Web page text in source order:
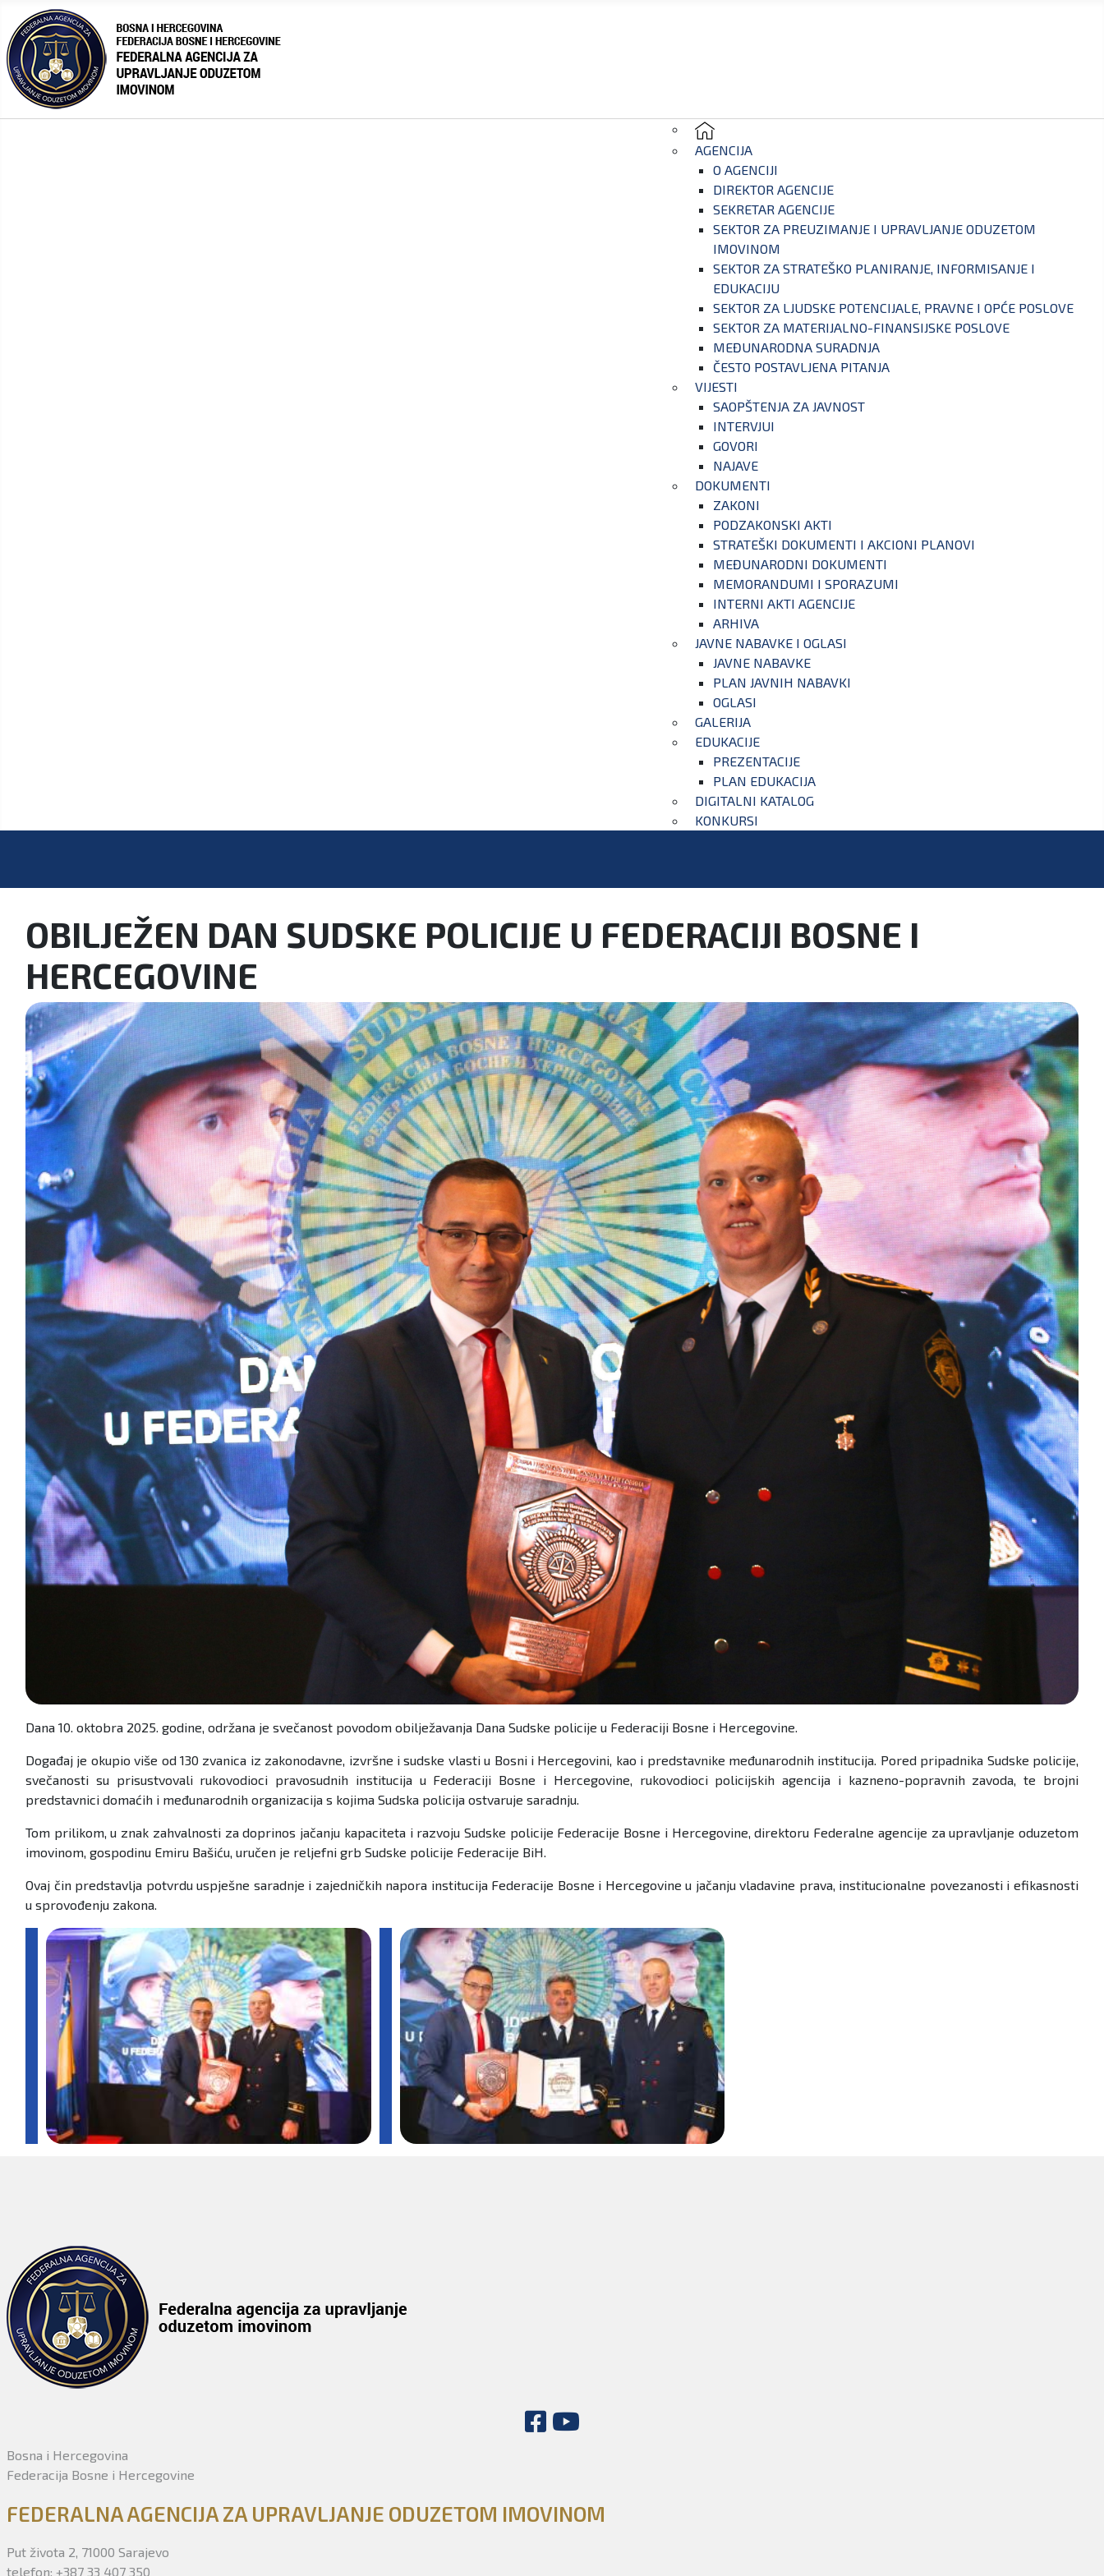
AGENCIJA
O AGENCIJI
DIREKTOR AGENCIJE
SEKRETAR AGENCIJE
SEKTOR ZA PREUZIMANJE I UPRAVLJANJE ODUZETOM
IMOVINOM
SEKTOR ZA STRATEŠKO PLANIRANJE, INFORMISANJE I
EDUKACIJU
SEKTOR ZA LJUDSKE POTENCIJALE, PRAVNE I OPĆE POSLOVE
SEKTOR ZA MATERIJALNO-FINANSIJSKE POSLOVE
MEĐUNARODNA SURADNJA
ČESTO POSTAVLJENA PITANJA
VIJESTI
SAOPŠTENJA ZA JAVNOST
INTERVJUI
GOVORI
NAJAVE
DOKUMENTI
ZAKONI
PODZAKONSKI AKTI
STRATEŠKI DOKUMENTI I AKCIONI PLANOVI
MEĐUNARODNI DOKUMENTI
MEMORANDUMI I SPORAZUMI
INTERNI AKTI AGENCIJE
ARHIVA
JAVNE NABAVKE I OGLASI
JAVNE NABAVKE
PLAN JAVNIH NABAVKI
OGLASI
GALERIJA
EDUKACIJE
PREZENTACIJE
PLAN EDUKACIJA
DIGITALNI KATALOG
KONKURSI
OBILJEŽEN DAN SUDSKE POLICIJE U FEDERACIJI BOSNE I
HERCEGOVINE
Dana 10. oktobra 2025. godine, održana je svečanost povodom obilježavanja Dana Sudske policije u Federaciji Bosne i Hercegovine.
Događaj je okupio više od 130 zvanica iz zakonodavne, izvršne i sudske vlasti u Bosni i Hercegovini, kao i predstavnike međunarodnih institucija. Pored pripadnika Sudske policije,
svečanosti su prisustvovali rukovodioci pravosudnih institucija u Federaciji Bosne i Hercegovine, rukovodioci policijskih agencija i kazneno-popravnih zavoda, te brojni
predstavnici domaćih i međunarodnih organizacija s kojima Sudska policija ostvaruje saradnju.
Tom prilikom, u znak zahvalnosti za doprinos jačanju kapaciteta i razvoju Sudske policije Federacije Bosne i Hercegovine, direktoru Federalne agencije za upravljanje oduzetom
imovinom, gospodinu Emiru Bašiću, uručen je reljefni grb Sudske policije Federacije BiH.
Ovaj čin predstavlja potvrdu uspješne saradnje i zajedničkih napora institucija Federacije Bosne i Hercegovine u jačanju vladavine prava, institucionalne povezanosti i efikasnosti
u sprovođenju zakona.
Bosna i Hercegovina
Federacija Bosne i Hercegovine
FEDERALNA AGENCIJA ZA UPRAVLJANJE ODUZETOM IMOVINOM
Put života 2, 71000 Sarajevo
telefon: +387 33 407 350